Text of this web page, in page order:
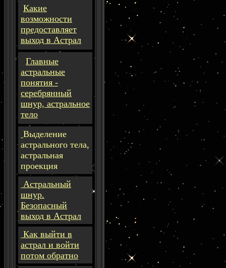
Какие
возможности
предоставляет
выход в Астрал
Главные
астральные
понятия -
серебрянный
шнур, астральное
тело
Выделение
астрального тела,
астральная
проекция
Астральный
шнур.
Безопасный
выход в Астрал
Как выйти в
астрал и войти
потом обратно